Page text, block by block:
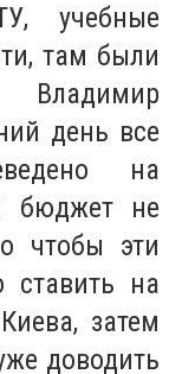
учебные
там были
Владимир
день все
на
бюджет не
чтобы эти
ставить на
затем
доводить